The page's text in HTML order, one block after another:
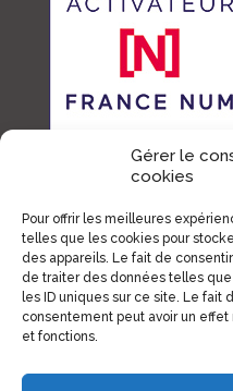
Gérer le
cookies
Pour offrir les meilleures
telles que les cookies pour
des appareils. Le fait de
de traiter des données telles
les ID uniques sur ce site. Le fait
consentement peut avoir un
et fonctions.